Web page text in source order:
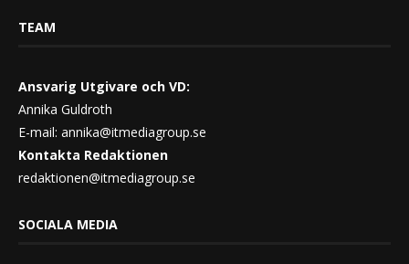
TEAM
Ansvarig Utgivare och VD:
Annika Guldroth
E-mail: annika@itmediagroup.se
Kontakta Redaktionen
redaktionen@itmediagroup.se
SOCIALA MEDIA